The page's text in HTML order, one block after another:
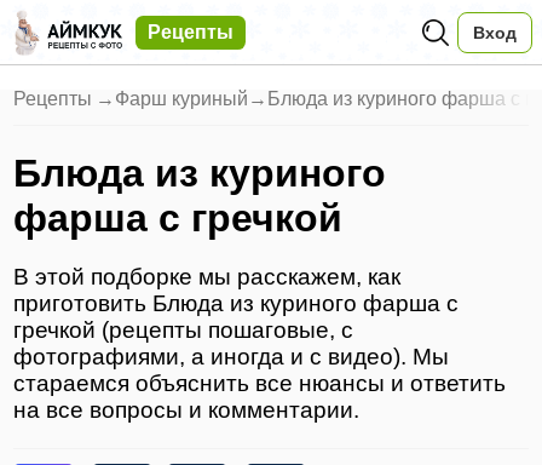
Рецепты Вход
Рецепты → Фарш куриный → Блюда из куриного фарша с
Блюда из куриного
фарша с гречкой
В этой подборке мы расскажем, как
приготовить Блюда из куриного фарша с
гречкой (рецепты пошаговые, с
фотографиями, а иногда и с видео). Мы
стараемся объяснить все нюансы и ответить
на все вопросы и комментарии.